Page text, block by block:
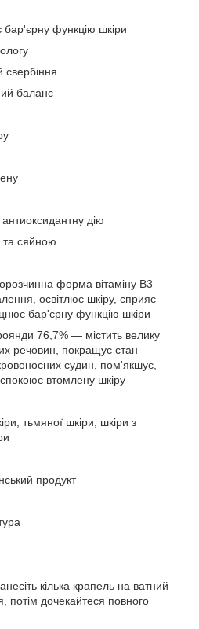
бар'єрну функцію шкіри
свербіння
баланс
дію
та сяйною
форма вітаміну B3
освітлює шкіру, сприяє
бар'єрну функцію шкіри
76,7% — містить велику
речовин, покращує стан
судин, пом'якшує,
втомлену шкіру
тьмяної шкіри, шкіри з
продукт
кілька крапель на ватний
потім дочекайтеся повного